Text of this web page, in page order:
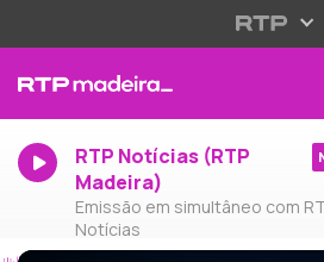
RTP Notícias (RTP
Madeira)
Emissão em simultâneo com
Notícias